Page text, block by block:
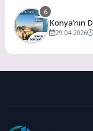
6
Konya’nın
Merkezi
29.04.2026